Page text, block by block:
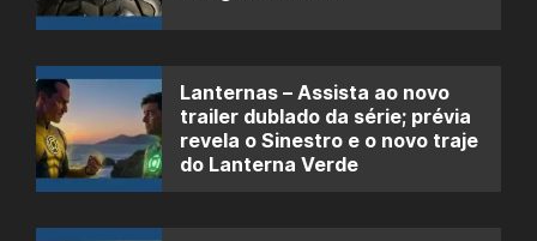
Lanternas – Assista ao novo
trailer dublado da série; prévia
revela o Sinestro e o novo traje
do Lanterna Verde